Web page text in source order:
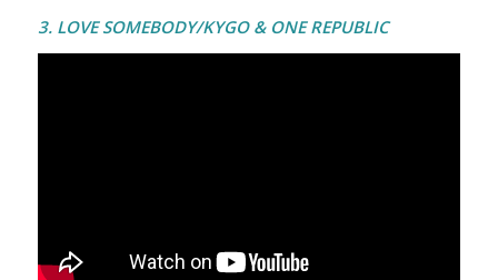
3. LOVE SOMEBODY/KYGO & ONE REPUBLIC